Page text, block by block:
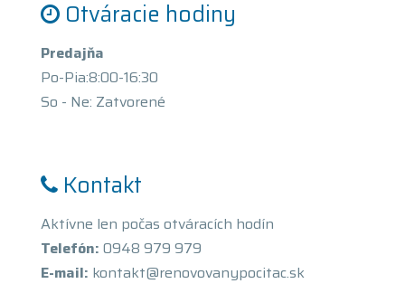
Otváracie hodiny
Predajňa
Po-Pia:8:00-16:30
So - Ne: Zatvorené
Kontakt
Aktívne len počas otváracích hodín
Telefón: 0948 979 979
E-mail: kontakt@renovovanypocitac.sk